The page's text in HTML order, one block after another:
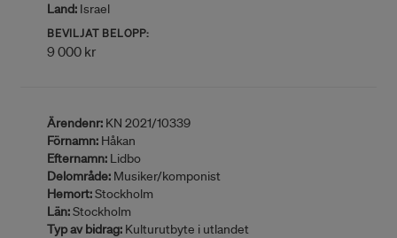
Land: Israel
BEVILJAT BELOPP:
9 000 kr
Ärendenr: KN 2021/10339
Förnamn: Håkan
Efternamn: Lidbo
Delområde: Musiker/komponist
Hemort:Stockholm
Län:Stockholm
Typ av bidrag: Kulturutbyte i utlandet